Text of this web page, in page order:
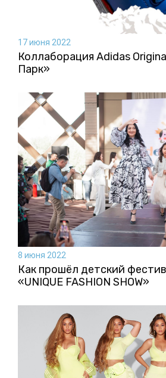
17 июня 2022
Коллаборация Аdidas
Парк»
8 июня 2022
Как прошёл детский
«UNIQUE FASHION SHOW»